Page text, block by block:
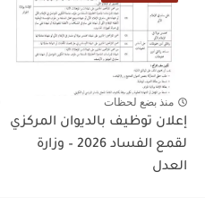
منذ بضع لحظات
إعلان توظيف بالديوان المركزي
لقمع الفساد 2026 – وزارة
العدل